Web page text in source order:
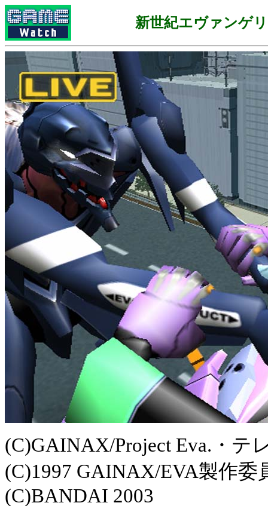
新世紀エヴァンゲ
(C)GAINAX/Project Eva.・テ
(C)1997 GAINAX/EVA製作委
(C)BANDAI 2003